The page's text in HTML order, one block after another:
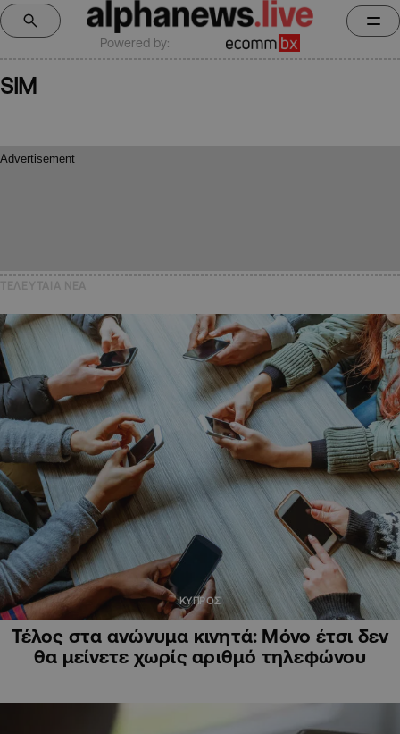
Powered by:
SIM
ΚΥΠΡΟΣ
Τέλος στα ανώνυμα κινητά: Μόνο έτσι δεν
θα μείνετε χωρίς αριθμό τηλεφώνου